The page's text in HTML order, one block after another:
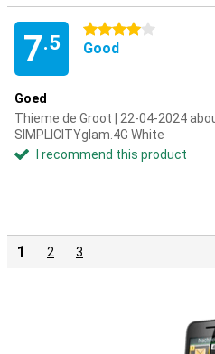
7.5
4 stars
Good
Goed
Thieme de Groot | 22-04-2024
SIMPLICITYglam.4G White
I recommend this product
1 2 3